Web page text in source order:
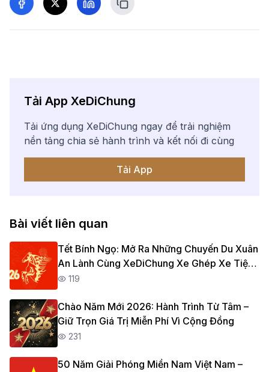
Tải App XeDiChung
Tải ứng dụng XeDiChung ngay để trải nghiệm
nền tảng chia sẻ hành trình và kết nối đi cùng
Tải App
Bài viết liên quan
Tết Bính Ngọ: Mở Ra Những Chuyến Du Xuân
An Lành Cùng XeDiChung Xe Ghép Xe Tiện
Chuyến
119
Chào Năm Mới 2026: Hành Trình Từ Tâm –
Giữ Trọn Giá Trị Miễn Phí Vì Cộng Đồng
231
50 Năm Giải Phóng Miền Nam Việt Nam –